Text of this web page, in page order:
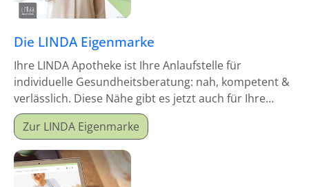
Die LINDA Eigenmarke
Ihre LINDA Apotheke ist Ihre Anlaufstelle für
individuelle Gesundheitsberatung: nah, kompetent &
verlässlich. Diese Nähe gibt es jetzt auch für Ihre
Hausapotheke!
Zur LINDA Eigenmarke